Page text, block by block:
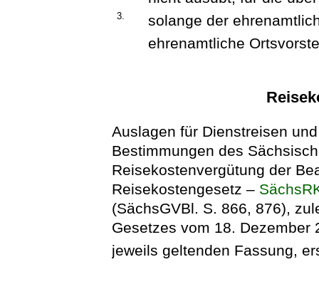
3.
solange der
ehrenamtliche
Auslagen für Dienstreisen
Bestimmungen des
Reisekostenvergütung der
Reisekostengesetz –
(SächsGVBl. S. 866, 876),
Gesetzes vom 18. Dezember
jeweils geltenden Fassung,